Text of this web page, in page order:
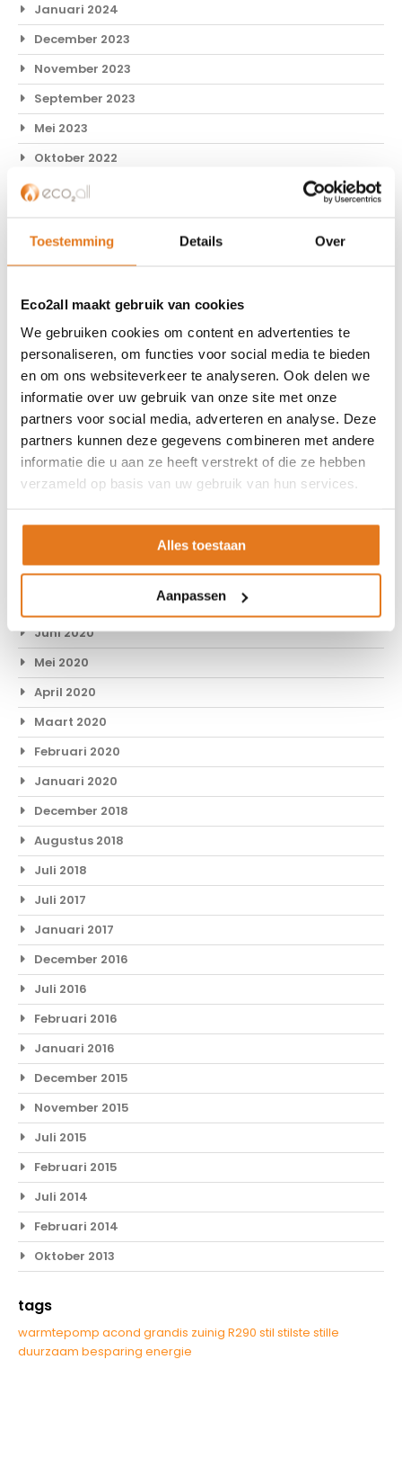
Toestemming Details Over
Eco2all maakt gebruik van cookies
We gebruiken cookies om content en advertenties te
personaliseren, om functies voor social media te bieden
en om ons websiteverkeer te analyseren. Ook delen we
informatie over uw gebruik van onze site met onze
partners voor social media, adverteren en analyse. Deze
partners kunnen deze gegevens combineren met andere
informatie die u aan ze heeft verstrekt of die ze hebben
verzameld op basis van uw gebruik van hun services.
Alles toestaan
Aanpassen
Januari 2024
December 2023
November 2023
September 2023
Mei 2023
Oktober 2022
Mei 2022
Februari 2022
November 2021
Oktober 2021
September 2021
Juli 2021
Juni 2021
April 2021
Februari 2021
September 2020
Juni 2020
Mei 2020
April 2020
Maart 2020
Februari 2020
Januari 2020
December 2018
Augustus 2018
Juli 2018
Juli 2017
Januari 2017
December 2016
Juli 2016
Februari 2016
Januari 2016
December 2015
November 2015
Juli 2015
Februari 2015
Juli 2014
Februari 2014
Oktober 2013
tags
warmtepomp acond grandis zuinig R290 stil stilste stille
duurzaam besparing energie